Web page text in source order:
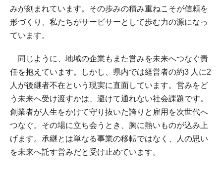
みが刻まれています。その歩みの積み重ねこそが信頼を
形づくり、私たちがサービサーとして歩む力の源になっ
ています。
同じように、地域の企業もまた営みを未来へつなぐ責
任を抱えています。しかし、県内では経営者の約3 人に2
人が後継者不在という現実に直面しています。営みをど
う未来へ受け渡すかは、避けて通れない社会課題です。
創業者が人生をかけて守り抜いた誇りと雇用を次世代へ
つなぐ。その場に立ち会うとき、胸に熱いものが込み上
げます。承継とは単なる事業の移転ではなく、人の思い
を未来へ託す営みだと受け止めています。